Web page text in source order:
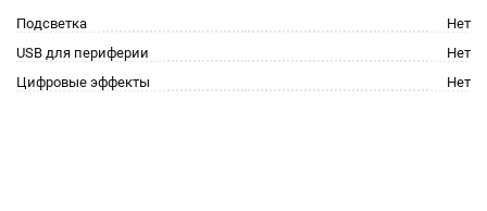
Подсветка
Нет
USB для периферии
Нет
Цифровые эффекты
Нет